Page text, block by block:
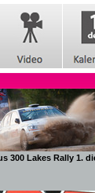
300 Lakes Rally 1.